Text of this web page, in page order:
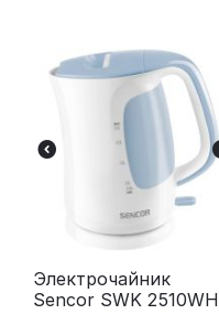
Электрочайник
Sencor SWK 2510WH